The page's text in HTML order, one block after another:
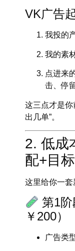
VK广告
我投的
我的素
点进来
击、停
这三点才是你
出几单”。
2. 低成
配+目
这里给你一套
第1阶
￥200）
广告类